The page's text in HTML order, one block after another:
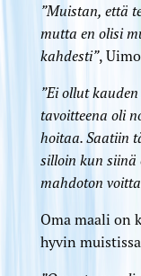
”Muistan, että
mutta en olisi
kahdesti”,
”Ei ollut
tavoitteena oli
hoitaa. Saatiin
silloin kun siinä
mahdoton
Oma maali on
hyvin